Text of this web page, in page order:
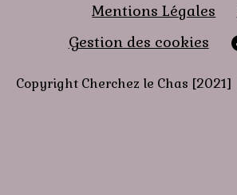
Mentions Légales
Gestion des cookies
Copyright Cherchez le Chas [2021]